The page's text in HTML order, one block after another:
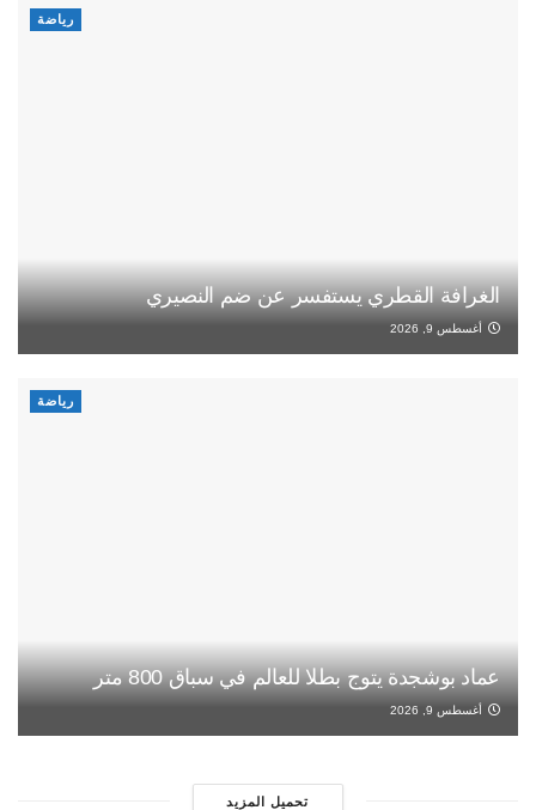
رياضة
الغرافة القطري يستفسر عن ضم النصيري
أغسطس 9, 2026
رياضة
عماد بوشجدة يتوج بطلا للعالم في سباق 800 متر
أغسطس 9, 2026
تحميل المزيد